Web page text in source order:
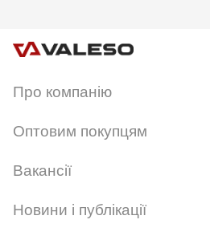
Про компанію
Оптовим покупцям
Вакансії
Новини і публікації